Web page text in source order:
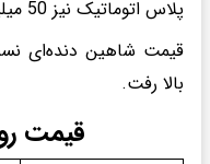
پلاس اتوماتیک نیز 50 میلیون تومان گران شد.
بالا رفت.
قیمت